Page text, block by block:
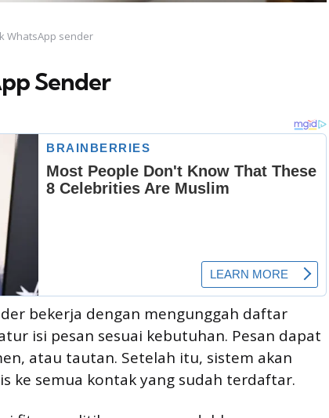
WhatsApp sender
Sender
bekerja dengan mengunggah daftar
isi pesan sesuai kebutuhan. Pesan dapat
atau tautan. Setelah itu, sistem akan
ke semua kontak yang sudah terdaftar.